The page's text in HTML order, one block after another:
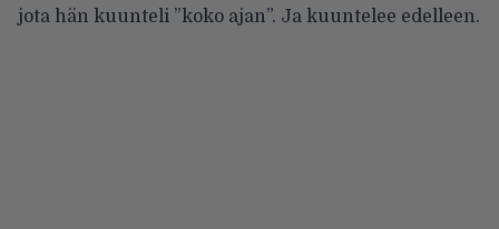
jota hän kuunteli ”koko ajan”. Ja kuuntelee edelleen.